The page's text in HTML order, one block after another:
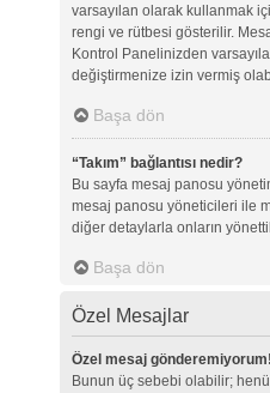
varsayılan olarak kullanmak
rengi ve rütbesi gösterilir.
Kontrol Panelinizden
değiştirmenize izin vermiş
Başa dön
“Takım” bağlantısı nedir?
Bu sayfa mesaj panosu
mesaj panosu yöneticileri ile
diğer detaylarla onların
Başa dön
Özel Mesajlar
Özel mesaj gönderemiyorum!
Bunun üç sebebi olabilir;